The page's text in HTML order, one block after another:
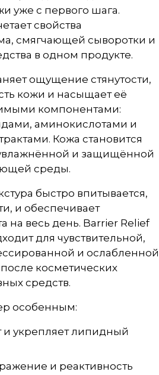
уже с первого шага.
свойства
смягчающей сыворотки и
в одном продукте.
ощущение стянутости,
кожи и насыщает её
компонентами:
аминокислотами и
Кожа становится
и защищённой
среды.
быстро впитывается,
и обеспечивает
весь день. Barrier Relief
для чувствительной,
и ослабленной
косметических
средств.
особенным:
и укрепляет липидный
и реактивность